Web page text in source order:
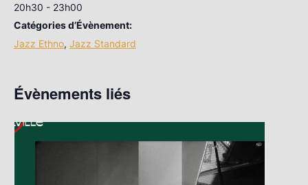
20h30 - 23h00
Catégories d’Évènement:
Jazz Ethno, Jazz Standard
Évènements liés